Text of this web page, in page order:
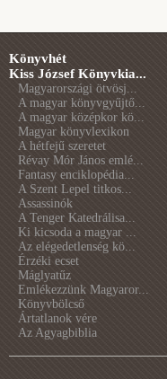
Könyvhét
Kiss József Könyvkia...
Magyarországi ötvösj...
A magyar könyvgyűjtő...
A magyar középkor kö...
Magyar könyvlexikon
A hétfejű szeretet
Révay Mór János emlé...
Fantasy enciklopédia...
A Szent Lepel titkos...
Assassinók
A Tenger Katedrálisa...
Ki kicsoda a magyar ...
Az elégedetlenség kö...
Érzéki ecset
Máglyatűz
Emlékezzünk Magyaror...
Könyvbölcső
Ártatlanok vére
Az Agyagbiblia